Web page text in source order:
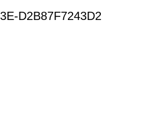
D2B87F7243D2